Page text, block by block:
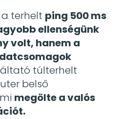
terhelt ping 500 ms
ellenségünk
volt, hanem a
túlterhelt
belső
megölte a valós